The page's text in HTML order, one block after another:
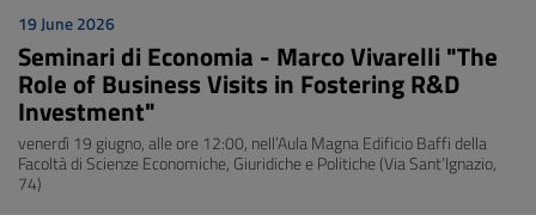
19 June 2026
Seminari di Economia - Marco Vivarelli "The
Role of Business Visits in Fostering R&D
Investment"
venerdì 19 giugno, alle ore 12:00, nell’Aula Magna Edificio Baffi della
Facoltà di Scienze Economiche, Giuridiche e Politiche (Via Sant’Ignazio,
74)